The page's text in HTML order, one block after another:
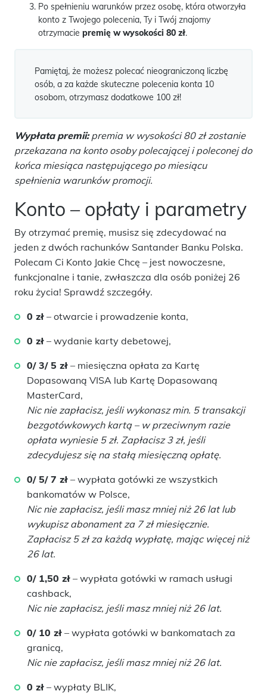
Po spełnieniu warunków przez osobę, która otworzyła
konto z Twojego polecenia, Ty i Twój znajomy
otrzymacie premię w wysokości 80 zł.
Pamiętaj, że możesz polecać nieograniczoną liczbę
osób, a za każde skuteczne polecenia konta 10
osobom, otrzymasz dodatkowe 100 zł!
Wypłata premii:premia w wysokości 80 zł zostanie
przekazana na konto osoby polecającej i poleconej do
końca miesiąca następującego po miesiącu
spełnienia warunków promocji.
Konto – opłaty i parametry
By otrzymać premię, musisz się zdecydować na
jeden z dwóch rachunków Santander Banku Polska.
Polecam Ci Konto Jakie Chcę – jest nowoczesne,
funkcjonalne i tanie, zwłaszcza dla osób poniżej 26
roku życia! Sprawdź szczegóły.
0 zł – otwarcie i prowadzenie konta,
0 zł – wydanie karty debetowej,
0/ 3/ 5 zł – miesięczna opłata za Kartę
Dopasowaną VISA lub Kartę Dopasowaną
MasterCard,
Nic nie zapłacisz, jeśli wykonasz min. 5 transakcji
bezgotówkowych kartą – w przeciwnym razie
opłata wyniesie 5 zł. Zapłacisz 3 zł, jeśli
zdecydujesz się na stałą miesięczną opłatę.
0/ 5/ 7 zł – wypłata gotówki ze wszystkich
bankomatów w Polsce,
Nic nie zapłacisz, jeśli masz mniej niż 26 lat lub
wykupisz abonament za 7 zł miesięcznie.
Zapłacisz 5 zł za każdą wypłatę, mając więcej niż
26 lat.
0/ 1,50 zł – wypłata gotówki w ramach usługi
cashback,
Nic nie zapłacisz, jeśli masz mniej niż 26 lat.
0/ 10 zł – wypłata gotówki w bankomatach za
granicą,
Nic nie zapłacisz, jeśli masz mniej niż 26 lat.
0 zł – wypłaty BLIK,